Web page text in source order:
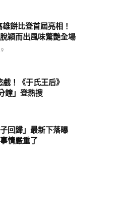
餅比登首屆亮相！
穎而出風味驚艷全場
！《于氏王后》
鐘」登熱搜
回歸」最新下落曝
情嚴重了